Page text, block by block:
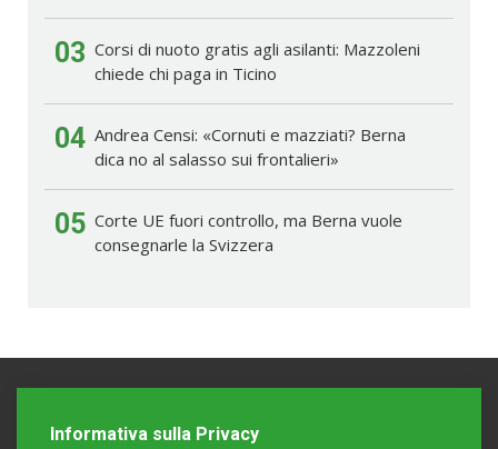
03 Corsi di nuoto gratis agli asilanti: Mazzoleni
chiede chi paga in Ticino
04 Andrea Censi: «Cornuti e mazziati? Berna
dica no al salasso sui frontalieri»
05 Corte UE fuori controllo, ma Berna vuole
consegnarle la Svizzera
Informativa sulla Privacy